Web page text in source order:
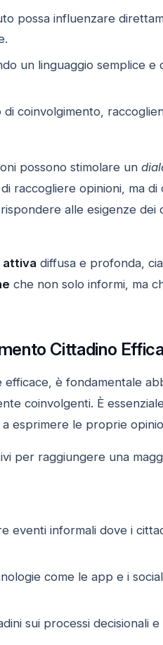
possa influenzare
un linguaggio semplice
di coinvolgimento,
possono stimolare un
raccogliere opinioni, ma
alle esigenze
attiva diffusa e profonda,
che non solo informi, ma
Cittadino
efficace, è fondamentale
coinvolgenti. È
esprimere le proprie
per raggiungere una
eventi informali dove i
come le app e i
sui processi decisionali